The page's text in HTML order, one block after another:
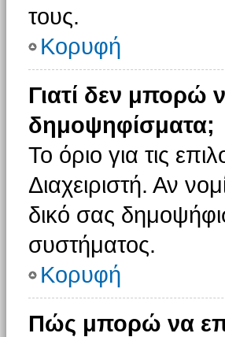
τους.
Κορυφή
Γιατί δεν μπορώ
δημοψηφίσματα;
Το όριο για τις
Διαχειριστή. Αν
δικό σας
συστήματος.
Κορυφή
Πώς μπορώ να